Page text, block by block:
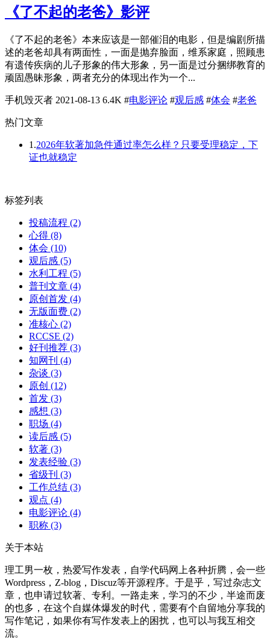
《了不起的老爸》影评
《了不起的老爸》本来应该是一部催泪的电影，但是编剧所描
述的老爸却具有两面性，一面是抛弃脸面，维系家庭，照顾患
有遗传疾病的儿子形象的伟大形象，另一面是过分捆绑教育的
顽固愚昧形象，两者充分的体现出作为一个...
手机毁灭者 2021-08-13 6.4K #电影评论 #观后感 #体会 #老爸
热门文章
1.2026年软著加急件通过率怎么样？只要受理稳定，下
证也就稳定
标签列表
投稿流程 (2)
心得 (8)
体会 (10)
观后感 (5)
水利工程 (5)
普刊文章 (4)
原创首发 (4)
无版面费 (2)
准核心 (2)
RCCSE (2)
好刊推荐 (3)
知网刊 (4)
杂谈 (3)
原创 (12)
首发 (3)
感想 (3)
职场 (4)
读后感 (5)
软著 (3)
发表经验 (3)
省级刊 (3)
工作总结 (3)
观点 (4)
电影评论 (4)
职称 (3)
关于本站
理工男一枚，热爱写作发表，自学代码网上各种折腾，会一些
Wordpress，Z-blog，Discuz等开源程序。于是乎，写过杂志文
章，也申请过软著、专利。一路走来，学习的不少，半途而废
的也多，在这个自媒体爆发的时代，需要有个自留地分享我的
写作笔记，如果你有写作发表上的困扰，也可以与我互相交
流。